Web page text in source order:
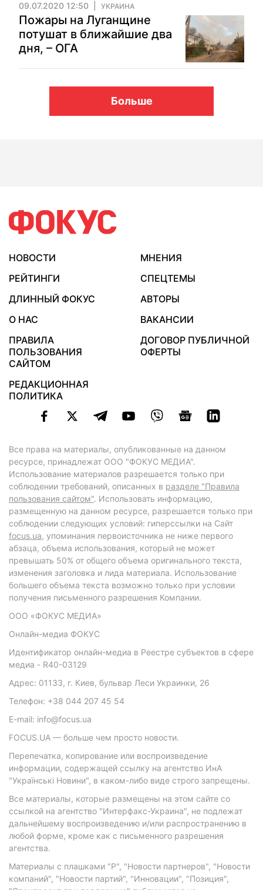
09.07.2020 12:50 УКРАИНА
Пожары на Луганщине
потушат в ближайшие два
дня, – ОГА
Больше
НОВОСТИ
МНЕНИЯ
РЕЙТИНГИ
СПЕЦТЕМЫ
ДЛИННЫЙ ФОКУС
АВТОРЫ
О НАС
ВАКАНСИИ
ПРАВИЛА
ПОЛЬЗОВАНИЯ
САЙТОМ
ДОГОВОР ПУБЛИЧНОЙ
ОФЕРТЫ
РЕДАКЦИОННАЯ
ПОЛИТИКА
Все права на материалы, опубликованные на данном
ресурсе, принадлежат ООО "ФОКУС МЕДИА".
Использование материалов разрешается только при
соблюдении требований, описанных в разделе "Правила
пользования сайтом". Использовать информацию,
размещенную на данном ресурсе, разрешается только при
соблюдении следующих условий: гиперссылки на Сайт
focus.ua, упоминания первоисточника не ниже первого
абзаца, объема использования, который не может
превышать 50% от общего объема оригинального текста,
изменения заголовка и лида материала. Использование
большего объема текста возможно только при условии
получения письменного разрешения Компании.
ООО «ФОКУС МЕДИА»
Онлайн-медиа ФОКУС
Идентификатор онлайн-медиа в Реестре субъектов в сфере
медиа - R40-03129
Адрес: 01133, г. Киев, бульвар Леси Украинки, 26
Телефон: +38 044 207 45 54
E-mail: info@focus.ua
FOCUS.UA — больше чем просто новости.
Перепечатка, копирование или воспроизведение
информации, содержащей ссылку на агентство ИнА
"Українські Новини", в каком-либо виде строго запрещены.
Все материалы, которые размещены на этом сайте со
ссылкой на агентство "Интерфакс-Украина", не подлежат
дальнейшему воспроизведению и/или распространению в
любой форме, кроме как с письменного разрешения
агентства.
Материалы с плашками "Р", "Новости партнеров", "Новости
компаний", "Новости партий", "Инновации", "Позиция",